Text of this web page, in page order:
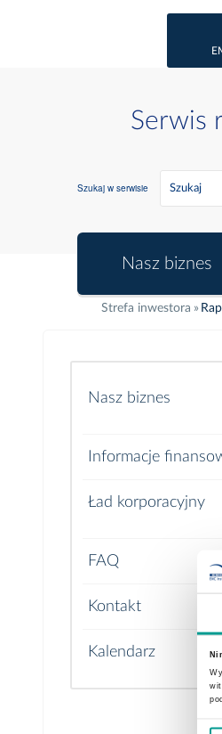
Serwis
Szukaj w serwisie
Nasz biznes
Strefa inwestora
Nasz biznes
Grupa kapitałowa
Historia korporacyjna
Informacje
Ład korporacyjny
Walne zgromadzenie
FAQ
Kontakt
Kalendarz